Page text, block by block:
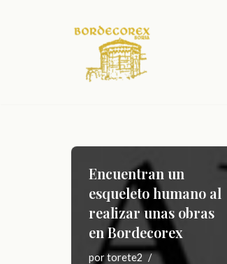
Encuentran un
esqueleto humano al
realizar unas obras
en Bordecorex
portorete2